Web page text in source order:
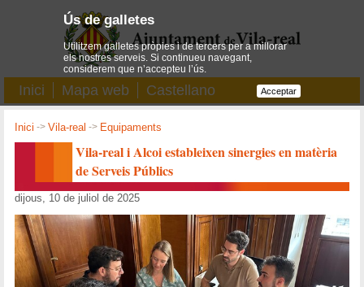
Inici Mapa web Castellano
Inici ->Vila-real -> Equipaments
Vila-real i Alcoi estableixen sinergies en matèria
de Serveis Públics
dijous, 10 de juliol de 2025
Ús de galletes
Utilitzem galletes pròpies i de tercers per a millorar
els nostres serveis. Si continueu navegant,
considerem que n’accepteu l’ús.
Acceptar